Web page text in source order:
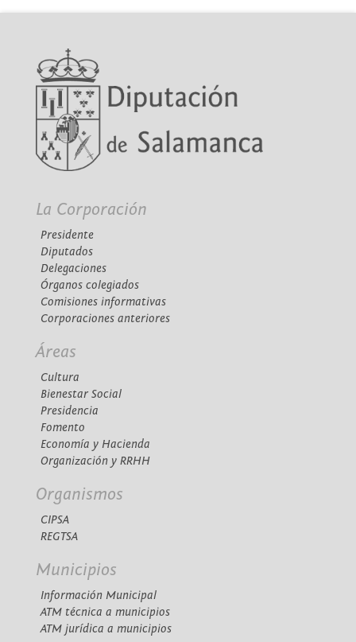
La Corporación
Presidente
Diputados
Delegaciones
Órganos colegiados
Comisiones informativas
Corporaciones anteriores
Áreas
Cultura
Bienestar Social
Presidencia
Fomento
Economía y Hacienda
Organización y RRHH
Organismos
CIPSA
REGTSA
Municipios
Información Municipal
ATM técnica a municipios
ATM jurídica a municipios